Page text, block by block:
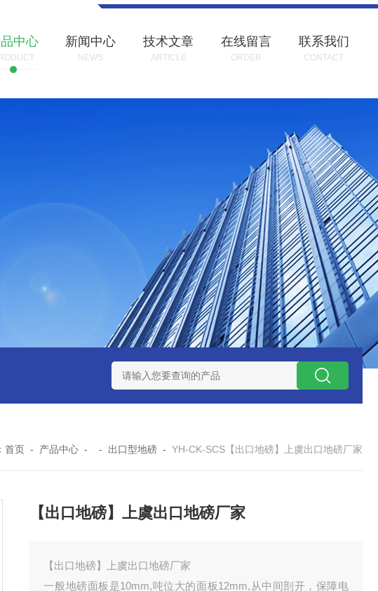
中心 新闻中心
NEWS
技术文章
ARTICLE
在线留言
ORDER
联系我们
CONTACT
SCS-18米120吨玉环装一台16米100吨地磅多少钱？
首页 - 产品中心 - - 出口型地磅 - YH-CK-SCS【出口地磅】上虞出口地磅厂家
【出口地磅】上虞出口地磅厂家
【出口地磅】上虞出口地磅厂家
一般地磅面板是10mm,吨位大的面板12mm,从中间剖开，保障电